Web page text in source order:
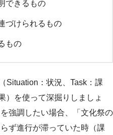
できるもの
づけられるもの
もの
Situation：状況、Task：課
）を使って深掘りしましょ
強調したい場合、「文化祭の
ず進行が滞っていた時（課